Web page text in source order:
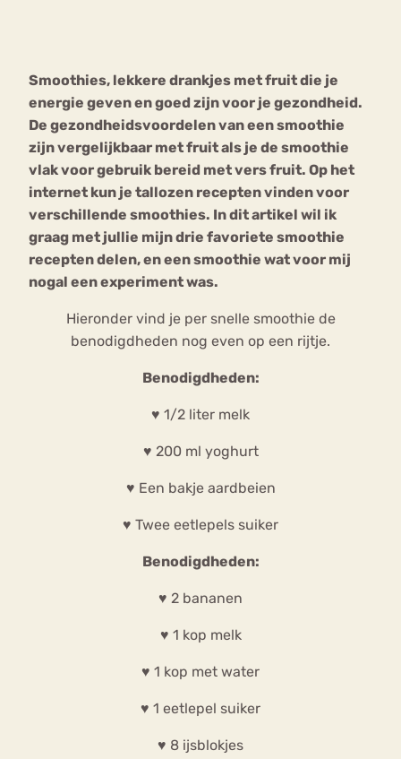
Smoothies, lekkere drankjes met fruit die je
energie geven en goed zijn voor je gezondheid.
De gezondheidsvoordelen van een smoothie
zijn vergelijkbaar met fruit als je de smoothie
vlak voor gebruik bereid met vers fruit. Op het
internet kun je tallozen recepten vinden voor
verschillende smoothies. In dit artikel wil ik
graag met jullie mijn drie favoriete smoothie
recepten delen, en een smoothie wat voor mij
nogal een experiment was.
Hieronder vind je per snelle smoothie de
benodigdheden nog even op een rijtje.
Benodigdheden:
♥ 1/2 liter melk
♥ 200 ml yoghurt
♥ Een bakje aardbeien
♥ Twee eetlepels suiker
Benodigdheden:
♥ 2 bananen
♥ 1 kop melk
♥ 1 kop met water
♥ 1 eetlepel suiker
♥ 8 ijsblokjes
Forum
mia
Nerv
osa
Eetstoornis Anorexia Nervosa
Eetbuien Piekeren Sport
Trauma
Orthorexia
Afvallen Angst